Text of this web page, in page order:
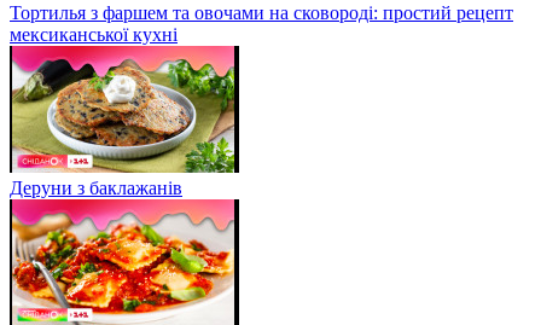
Тортилья з фаршем та овочами на сковороді: простий рецепт
мексиканської кухні
Деруни з баклажанів